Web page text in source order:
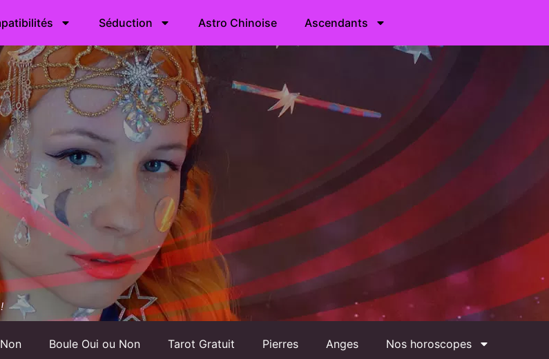
Séduction Astro Chinoise Ascendants
Boule Oui ou Non Tarot Gratuit Pierres Anges Nos horoscopes